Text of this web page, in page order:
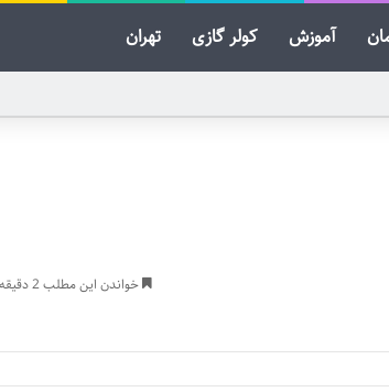
آموزش کولر گازی تهران
خواندن این مطلب 2 دقیقه زمان میبرد